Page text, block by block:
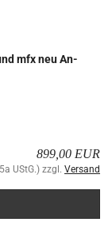
mfx neu An­
899,00 EUR
UStG.) zzgl. Versand